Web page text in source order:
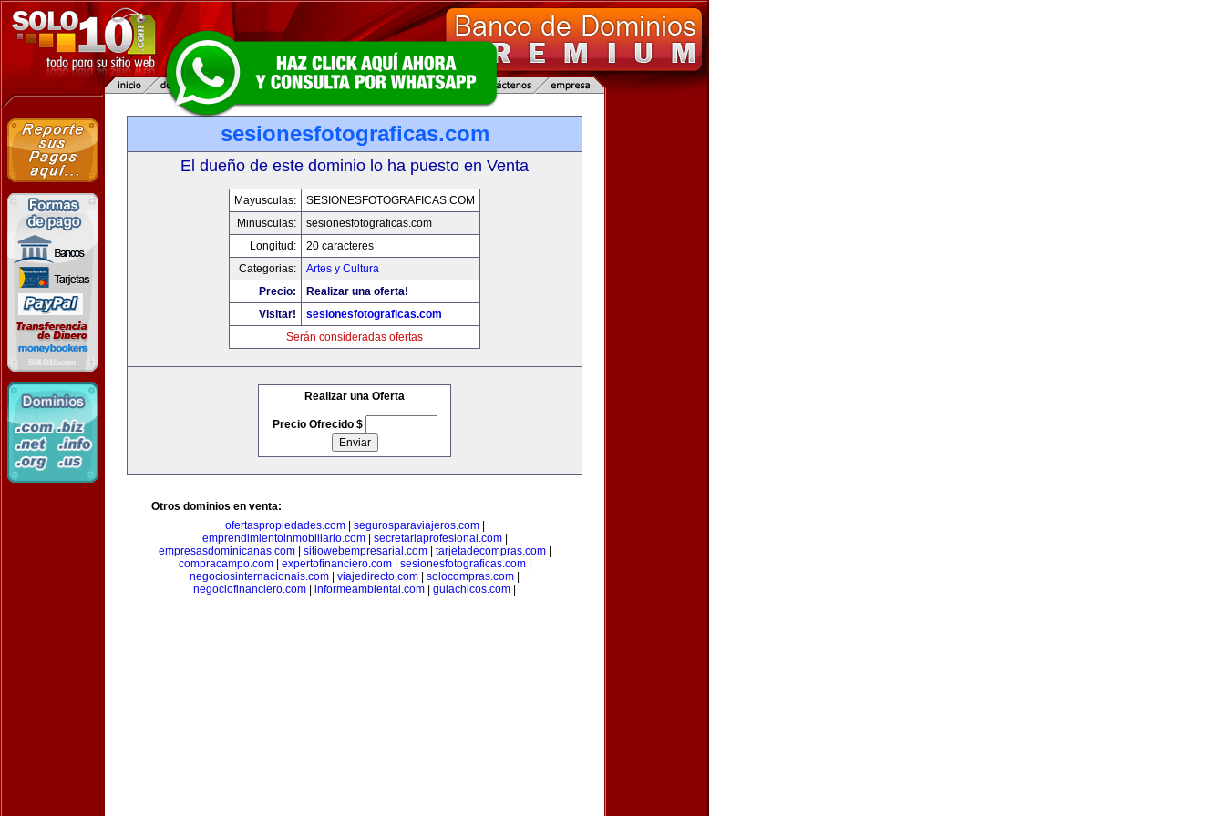
sesionesfotograficas.com
El dueño de este dominio lo ha puesto en Venta
Mayusculas:
SESIONESFOTOGRAFICAS.COM
Minusculas:
sesionesfotograficas.com
Longitud:
20 caracteres
Categorias:
Artes y Cultura
Precio:
Realizar una oferta!
Visitar!
sesionesfotograficas.com
Serán consideradas ofertas
Realizar una Oferta
Precio Ofrecido $
Otros dominios en venta:
ofertaspropiedades.com| segurosparaviajeros.com|
emprendimientoinmobiliario.com| secretariaprofesional.com|
empresasdominicanas.com| sitiowebempresarial.com| tarjetadecompras.com|
compracampo.com| expertofinanciero.com| sesionesfotograficas.com|
negociosinternacionais.com
viajedirecto.com solocompras.com
negociofinanciero.com
informeambiental.com guiachicos.com